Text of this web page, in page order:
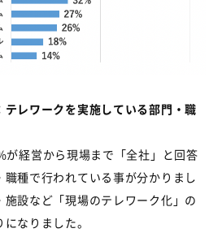
テレワークを実施している部門・職
が経営から現場まで「全社」と回答
種で行われている事が分かりまし
設など「現場のテレワーク化」の
なりました。